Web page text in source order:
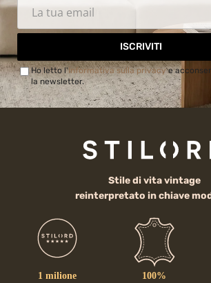
ISCRIVITI
Ho letto l'Informativa sulla privacye
la newsletter.
Stile di vita vintage
reinterpretato in chiave
1 milione 100%